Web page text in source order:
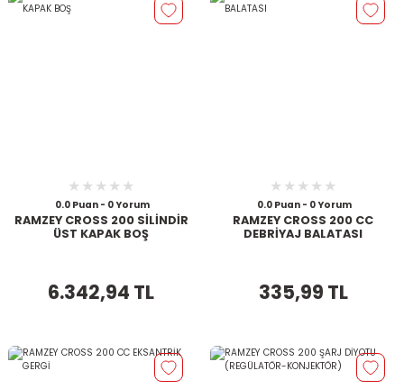
0.0 Puan - 0 Yorum
RAMZEY CROSS 200 SİLİNDİR
ÜST KAPAK BOŞ
6.342,94 TL
0.0 Puan - 0 Yorum
RAMZEY CROSS 200 CC
DEBRİYAJ BALATASI
335,99 TL